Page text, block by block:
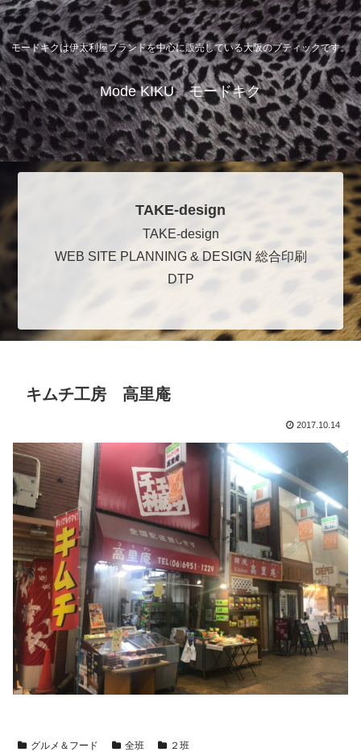
モードキクは伊太利屋ブランドを中心に販売している大阪のブティックです。
Mode KIKU モードキク
TAKE-design
TAKE-design
WEB SITE PLANNING & DESIGN 総合印刷
DTP
キムチ工房 高里庵
2017.10.14
グルメ＆フード 全班 ２班